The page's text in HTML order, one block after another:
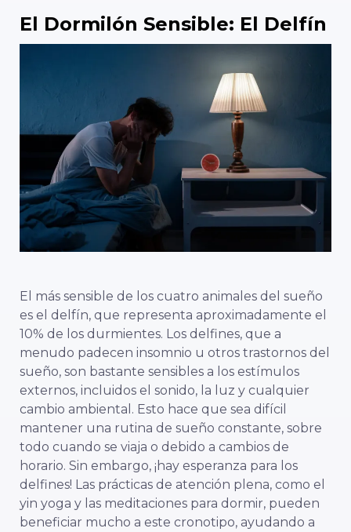
El Dormilón Sensible: El Delfín
El más sensible de los cuatro animales del sueño
es el delfín, que representa aproximadamente el
10% de los durmientes. Los delfines, que a
menudo padecen insomnio u otros trastornos del
sueño, son bastante sensibles a los estímulos
externos, incluidos el sonido, la luz y cualquier
cambio ambiental. Esto hace que sea difícil
mantener una rutina de sueño constante, sobre
todo cuando se viaja o debido a cambios de
horario. Sin embargo, ¡hay esperanza para los
delfines! Las prácticas de atención plena, como el
yin yoga y las meditaciones para dormir, pueden
beneficiar mucho a este cronotipo, ayudando a